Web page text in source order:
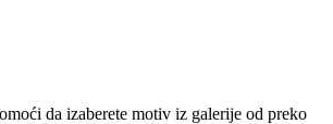
da izaberete motiv iz galerije od preko